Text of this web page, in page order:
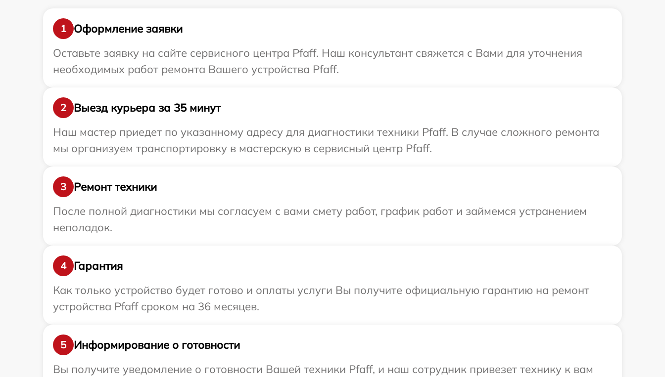
1
Оформление заявки
Оставьте заявку на сайте сервисного центра Pfaff. Наш консультант свяжется с Вами для уточнения
необходимых работ ремонта Вашего устройства Pfaff.
2
Выезд курьера за 35 минут
Наш мастер приедет по указанному адресу для диагностики техники Pfaff. В случае сложного ремонта
мы организуем транспортировку в мастерскую в сервисный центр Pfaff.
3
Ремонт техники
После полной диагностики мы согласуем с вами смету работ, график работ и займемся устранением
неполадок.
4
Гарантия
Как только устройство будет готово и оплаты услуги Вы получите официальную гарантию на ремонт
устройства Pfaff сроком на 36 месяцев.
5
Информирование о готовности
Вы получите уведомление о готовности Вашей техники Pfaff, и наш сотрудник привезет технику к вам